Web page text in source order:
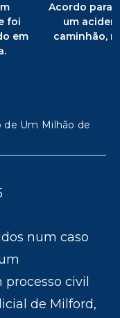
foi
em
Acordo para
um
caminhão,
Um Milhão de
num caso
civil
de Milford,